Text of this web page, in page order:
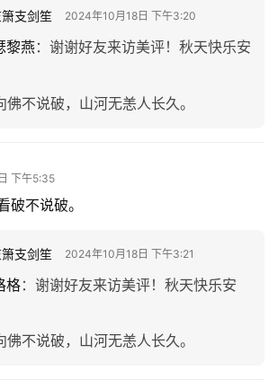
支剑笙 2024年10月18日 下午3:20
黎燕： 谢谢好友来访美评！秋天快乐安
佛不说破，山河无恙人长久。
下午5:35
破不说破。
支剑笙 2024年10月18日 下午3:21
格： 谢谢好友来访美评！秋天快乐安
佛不说破，山河无恙人长久。